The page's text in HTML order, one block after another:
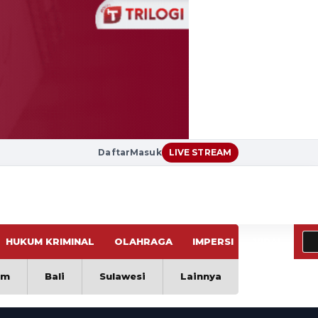
DaftarMasuk LIVE STREAM
HUKUM KRIMINAL OLAHRAGA IMPERSI
Bali Sulawesi Lainnya